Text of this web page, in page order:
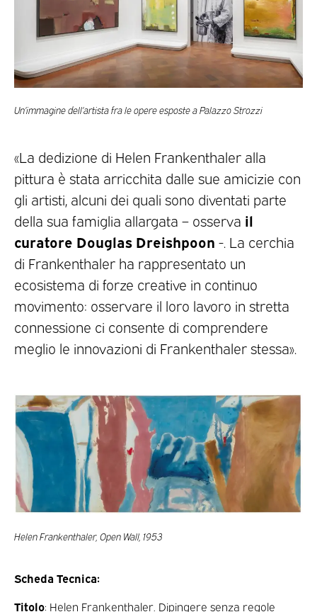
Un’immagine dell’artista fra le opere esposte a Palazzo Strozzi
«La dedizione di Helen Frankenthaler alla
pittura è stata arricchita dalle sue amicizie con
gli artisti, alcuni dei quali sono diventati parte
della sua famiglia allargata – osserva il
curatore Douglas Dreishpoon -. La cerchia
di Frankenthaler ha rappresentato un
ecosistema di forze creative in continuo
movimento: osservare il loro lavoro in stretta
connessione ci consente di comprendere
meglio le innovazioni di Frankenthaler stessa».
Helen Frankenthaler, Open Wall, 1953
Scheda Tecnica:
Titolo: Helen Frankenthaler. Dipingere senza regole